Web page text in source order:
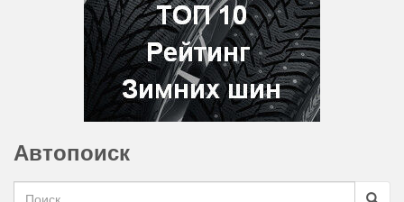
Автопоиск
Search for